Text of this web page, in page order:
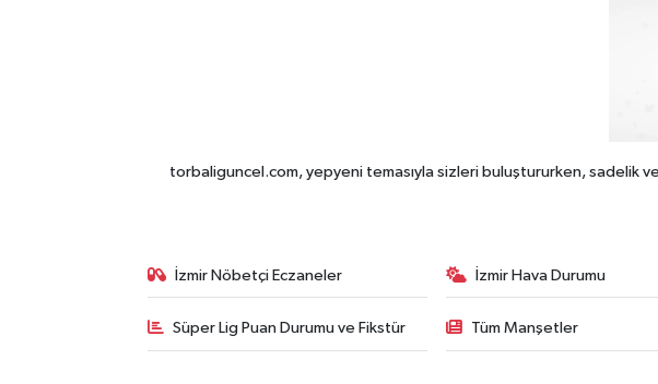
torbaliguncel.com, yepyeni temasıyla sizleri buluştururken, sadelik
İzmir Nöbetçi Eczaneler İzmir Hava Durumu
Süper Lig Puan Durumu ve Fikstür Tüm Manşetler